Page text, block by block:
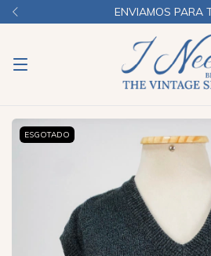
ENVIAMOS PARA
ESGOTADO